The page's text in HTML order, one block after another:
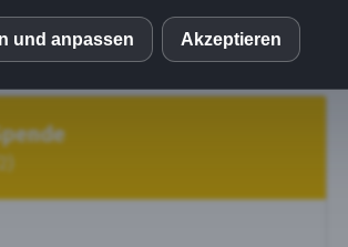
zuverlässig zu suchen und zu retten.
und anpassen Akzeptieren